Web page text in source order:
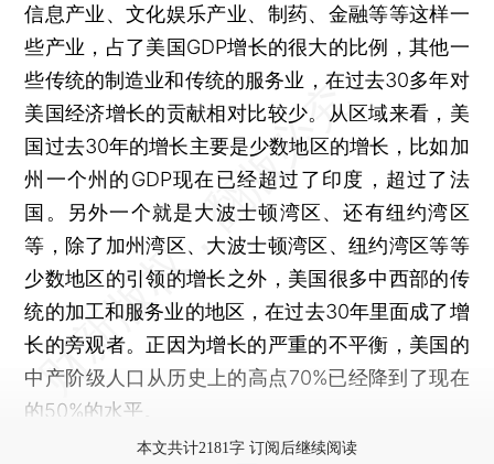
信息产业、文化娱乐产业、制药、金融等等这样一
些产业，占了美国GDP增长的很大的比例，其他一
些传统的制造业和传统的服务业，在过去30多年对
美国经济增长的贡献相对比较少。从区域来看，美
国过去30年的增长主要是少数地区的增长，比如加
州一个州的GDP现在已经超过了印度，超过了法
国。另外一个就是大波士顿湾区、还有纽约湾区
等，除了加州湾区、大波士顿湾区、纽约湾区等等
少数地区的引领的增长之外，美国很多中西部的传
统的加工和服务业的地区，在过去30年里面成了增
长的旁观者。正因为增长的严重的不平衡，美国的
中产阶级人口从历史上的高点70%已经降到了现在
的50%的水平。
本文共计2181字 订阅后继续阅读